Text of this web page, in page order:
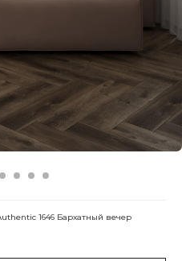
1646 Бархатный вечер